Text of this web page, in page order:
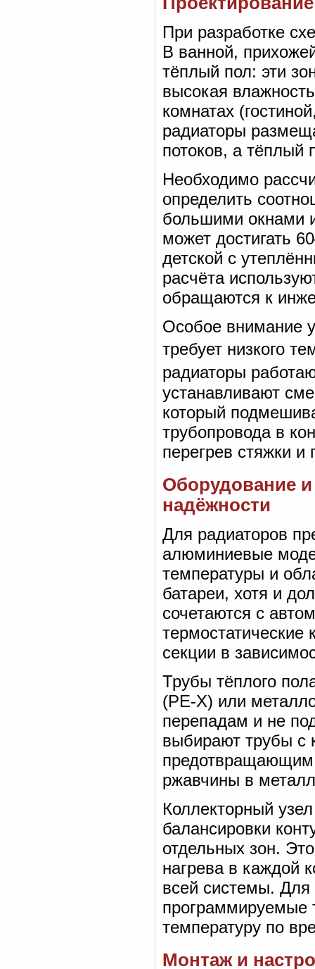
При разработке
В ванной,
тёплый пол: эти
высокая
комнатах
радиаторы
потоков, а тёплый
Необходимо
определить
большими окнами
может достигать
детской с
расчёта
обращаются к
Особое внимание
требует низкого
радиаторы
устанавливают
который
трубопровода в
перегрев стяжки и
Оборудование
надёжности
Для радиаторов
алюминиевые
температуры и
батареи, хотя и
сочетаются с
секции в
Трубы тёплого
(PE-X) или
перепадам и не
выбирают трубы с
предотвращающим
ржавчины в
Коллекторный
балансировки
отдельных зон.
нагрева в каждой
всей системы. Для
программируемые
температуру по
Монтаж и